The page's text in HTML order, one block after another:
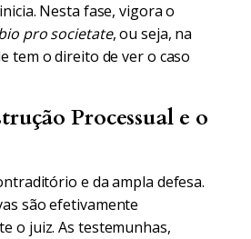
Nesta fase, vigora o
pro societate, ou seja, na
tem o direito de ver o caso
Processual e o
e da ampla defesa.
são efetivamente
o juiz. As testemunhas,